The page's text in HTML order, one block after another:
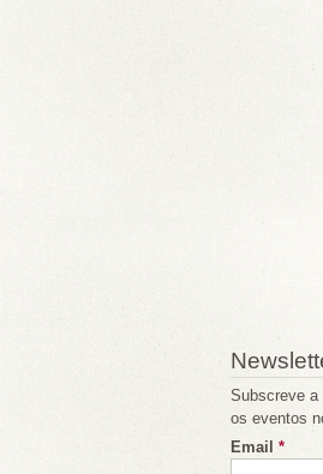
Subscreve a
os eventos
Email *